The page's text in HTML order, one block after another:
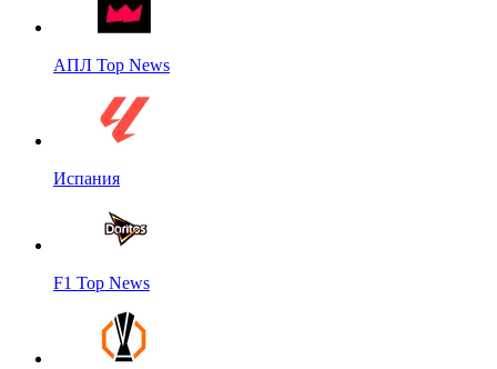
АПЛ Top News
Испания
F1 Top News